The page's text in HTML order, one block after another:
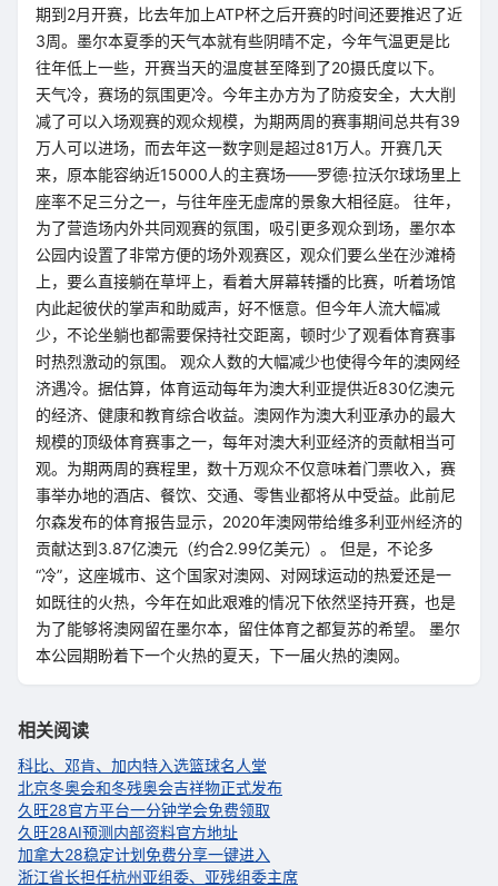
期到2月开赛，比去年加上ATP杯之后开赛的时间还要推迟了近
3周。墨尔本夏季的天气本就有些阴晴不定，今年气温更是比
往年低上一些，开赛当天的温度甚至降到了20摄氏度以下。
天气冷，赛场的氛围更冷。今年主办方为了防疫安全，大大削
减了可以入场观赛的观众规模，为期两周的赛事期间总共有39
万人可以进场，而去年这一数字则是超过81万人。开赛几天
来，原本能容纳近15000人的主赛场——罗德·拉沃尔球场里上
座率不足三分之一，与往年座无虚席的景象大相径庭。 往年，
为了营造场内外共同观赛的氛围，吸引更多观众到场，墨尔本
公园内设置了非常方便的场外观赛区，观众们要么坐在沙滩椅
上，要么直接躺在草坪上，看着大屏幕转播的比赛，听着场馆
内此起彼伏的掌声和助威声，好不惬意。但今年人流大幅减
少，不论坐躺也都需要保持社交距离，顿时少了观看体育赛事
时热烈激动的氛围。 观众人数的大幅减少也使得今年的澳网经
济遇冷。据估算，体育运动每年为澳大利亚提供近830亿澳元
的经济、健康和教育综合收益。澳网作为澳大利亚承办的最大
规模的顶级体育赛事之一，每年对澳大利亚经济的贡献相当可
观。为期两周的赛程里，数十万观众不仅意味着门票收入，赛
事举办地的酒店、餐饮、交通、零售业都将从中受益。此前尼
尔森发布的体育报告显示，2020年澳网带给维多利亚州经济的
贡献达到3.87亿澳元（约合2.99亿美元）。 但是，不论多
“冷”，这座城市、这个国家对澳网、对网球运动的热爱还是一
如既往的火热，今年在如此艰难的情况下依然坚持开赛，也是
为了能够将澳网留在墨尔本，留住体育之都复苏的希望。 墨尔
本公园期盼着下一个火热的夏天，下一届火热的澳网。
相关阅读
科比、邓肯、加内特入选篮球名人堂
北京冬奥会和冬残奥会吉祥物正式发布
久旺28官方平台一分钟学会免费领取
久旺28AI预测内部资料官方地址
加拿大28稳定计划免费分享一键进入
浙江省长担任杭州亚组委、亚残组委主席